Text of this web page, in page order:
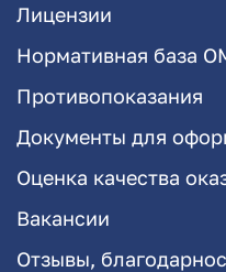
Лицензии
Нормативная база
Противопоказания
Документы для
Оценка качества
Вакансии
Отзывы,